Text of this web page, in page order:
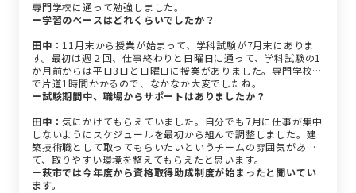
専門学校に通って勉強しました。
ー学習のペースはどれくらいでしたか？
田中： 11月末から授業が始まって、学科試験が7月末にありま
す。最初は週２回、仕事終わりと日曜日に通って、学科試験の1
か月前からは平日3日と日曜日に授業がありました。専門学校ま
で片道1時間かかるので、なかなか大変でしたね。
ー試験期間中、職場からサポートはありましたか？
田中：気にかけてもらえていました。自分でも7月に仕事が集中
しないようにスケジュールを最初から組んで調整しました。建
築技術職として取ってもらいたいというチームの雰囲気があっ
て、取りやすい環境を整えてもらえたと思います。
ー萩市では今年度から資格取得助成制度が始まったと聞いてい
ます。